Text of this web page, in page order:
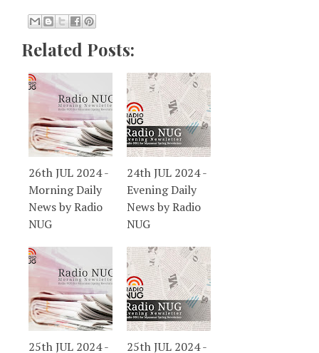
Related Posts:
26th JUL 2024 -
Morning Daily
News by Radio
NUG
24th JUL 2024 -
Evening Daily
News by Radio
NUG
25th JUL 2024 - 25th JUL 2024 -